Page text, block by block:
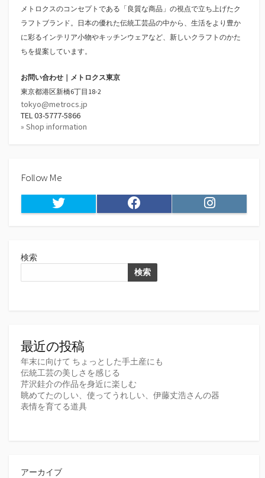
ジ
送
メトロクスのコンセプトである「良質な商品」の視点で立ち上げたク
ラフトブランド。日本の優れた伝統工芸品の中から、生活をより豊か
に彩るインテリア小物やキッチンウェアなど、新しいクラフトのかた
ちを提案しています。
お問い合わせ｜メトロクス東京
東京都港区新橋6丁目18-2
tokyo@metrocs.jp
TEL 03-5777-5866
» Shop information
Follow Me
Twitter Facebook Instagram
検索
検索
最近の投稿
年末に向けて ちょっとした手土産にも
伝統工芸の美しさを感じる
芹沢銈介の作品を身近に楽しむ
眺めてたのしい、使ってうれしい、伊藤丈浩さんの器
表情を育てる道具
アーカイブ